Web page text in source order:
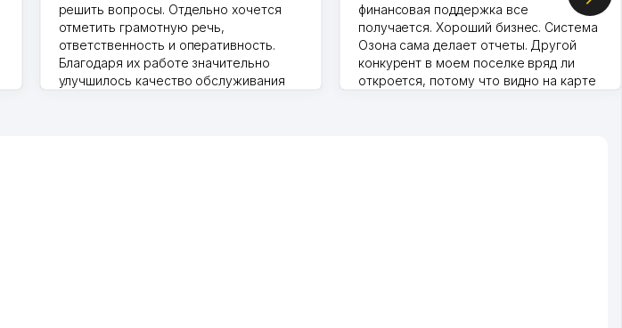
решить вопросы. Отдельно хочется
отметить грамотную речь,
ответственность и оперативность.
Благодаря их работе значительно
улучшилось качество обслуживания
финансовая поддержка все
получается. Хороший бизнес. Система
Озона сама делает отчеты. Другой
конкурент в моем поселке вряд ли
откроется, потому что видно на карте